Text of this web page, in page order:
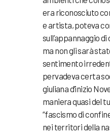
era riconosciuto
e artista, poteva
sull’appannaggio
ma non gli sarà
sentimento
pervadeva certa
giuliana d’inizio
maniera quasi del
“fascismo di
nei territori della